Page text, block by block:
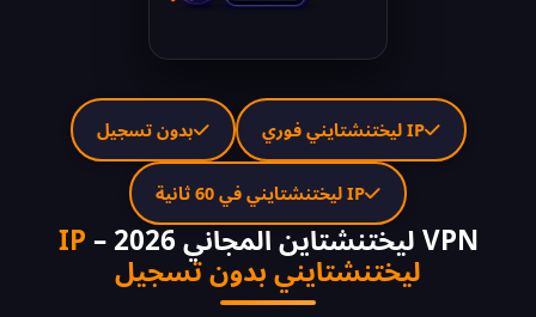
VPN ليختنشتاين المجاني 2026 –
IP
ليختنشتايني بدون تسجيل
IP ليختنشتايني فوري بدون تسجيل
IP ليختنشتايني في 60 ثانية